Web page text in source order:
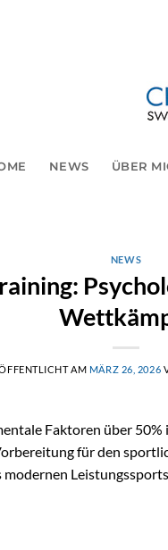
NEWS ÜBER
NEWS
AM MÄRZ 26, 2026
Faktoren über
für den
Leistungssports.